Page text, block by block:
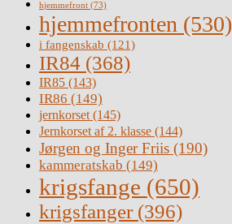
hjemmefront (73)
hjemmefronten (530)
i fangenskab (121)
IR84 (368)
IR85 (143)
IR86 (149)
jernkorset(145)
Jernkorset af 2. klasse (144)
Jørgen og Inger Friis (190)
kammeratskab (149)
krigsfange (650)
krigsfanger (396)